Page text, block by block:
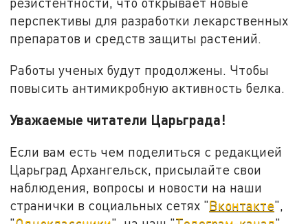
перспективы для разработки лекарственных
препаратов и средств защиты растений.
Работы ученых будут продолжены. Чтобы
повысить антимикробную активность белка.
Уважаемые читатели Царьграда!
Если вам есть чем поделиться с редакцией
Царьград Архангельск, присылайте свои
наблюдения, вопросы и новости на наши
странички в социальных сетях "Вконтакте",